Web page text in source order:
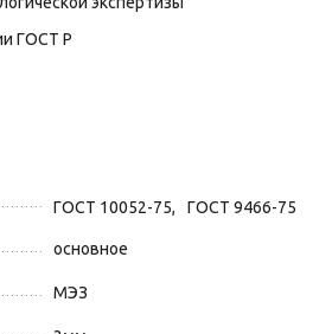
ГОСТ Р
ГОСТ 10052-75, ГОСТ 9466-75
основное
МЭЗ